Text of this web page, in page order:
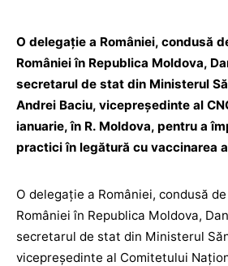
O delegaţie a României, condusă
României în Republica Moldova,
secretarul de stat din Ministerul
Andrei Baciu, vicepreşedinte al
ianuarie, în R. Moldova, pentru a
practici în legătură cu vaccinarea
O delegație a României, condusă
României în Republica Moldova,
secretarul de stat din Ministerul
vicepreședinte al Comitetului